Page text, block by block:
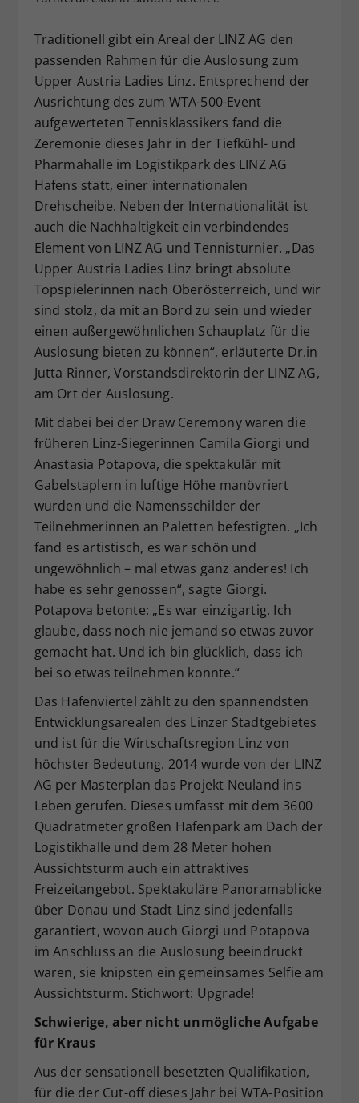
Traditionell gibt ein Areal der LINZ AG den
passenden Rahmen für die Auslosung zum
Upper Austria Ladies Linz. Entsprechend der
Ausrichtung des zum WTA-500-Event
aufgewerteten Tennisklassikers fand die
Zeremonie dieses Jahr in der Tiefkühl- und
Pharmahalle im Logistikpark des LINZ AG
Hafens statt, einer internationalen
Drehscheibe. Neben der Internationalität ist
auch die Nachhaltigkeit ein verbindendes
Element von LINZ AG und Tennisturnier. „Das
Upper Austria Ladies Linz bringt absolute
Topspielerinnen nach Oberösterreich, und wir
sind stolz, da mit an Bord zu sein und wieder
einen außergewöhnlichen Schauplatz für die
Auslosung bieten zu können“, erläuterte Dr.in
Jutta Rinner, Vorstandsdirektorin der LINZ AG,
am Ort der Auslosung.
Mit dabei bei der Draw Ceremony waren die
früheren Linz-Siegerinnen Camila Giorgi und
Anastasia Potapova, die spektakulär mit
Gabelstaplern in luftige Höhe manövriert
wurden und die Namensschilder der
Teilnehmerinnen an Paletten befestigten. „Ich
fand es artistisch, es war schön und
ungewöhnlich – mal etwas ganz anderes! Ich
habe es sehr genossen“, sagte Giorgi.
Potapova betonte: „Es war einzigartig. Ich
glaube, dass noch nie jemand so etwas zuvor
gemacht hat. Und ich bin glücklich, dass ich
bei so etwas teilnehmen konnte.“
Das Hafenviertel zählt zu den spannendsten
Entwicklungsarealen des Linzer Stadtgebietes
und ist für die Wirtschaftsregion Linz von
höchster Bedeutung. 2014 wurde von der LINZ
AG per Masterplan das Projekt Neuland ins
Leben gerufen. Dieses umfasst mit dem 3600
Quadratmeter großen Hafenpark am Dach der
Logistikhalle und dem 28 Meter hohen
Aussichtsturm auch ein attraktives
Freizeitangebot. Spektakuläre Panoramablicke
über Donau und Stadt Linz sind jedenfalls
garantiert, wovon auch Giorgi und Potapova
im Anschluss an die Auslosung beeindruckt
waren, sie knipsten ein gemeinsames Selfie am
Aussichtsturm. Stichwort: Upgrade!
Schwierige, aber nicht unmögliche Aufgabe
für Kraus
Aus der sensationell besetzten Qualifikation,
für die der Cut-off dieses Jahr bei WTA-Position
Zweck
Einstellungen. Unter anderem eine
zufällig generierte ID, für die
historische Speicherung Ihrer
vorgenommen Einstellungen, falls der
Webseiten-Betreiber dies eingestellt
hat.